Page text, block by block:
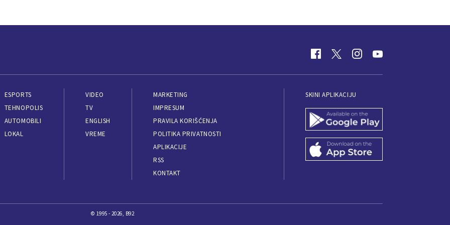
ESPORTS
TEHNOPOLIS
AUTOMOBILI
LOKAL
VIDEO
TV
ENGLISH
VREME
MARKETING
IMPRESUM
PRAVILA KORIŠĆENJA
POLITIKA PRIVATNOSTI
APLIKACIJE
RSS
KONTAKT
SKINI APLIKACIJU
© 1995 - 2026, B92